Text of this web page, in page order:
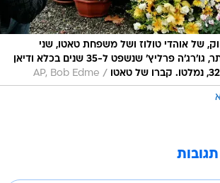
של אוהדי טולוז ושל משפחת טאטו, שני
האשמים הגדולים ביותר, גו'רג'ה פרליץ' שנשפט ל-35 שנים בכלא ודיאן
/
AP, Bob Edme